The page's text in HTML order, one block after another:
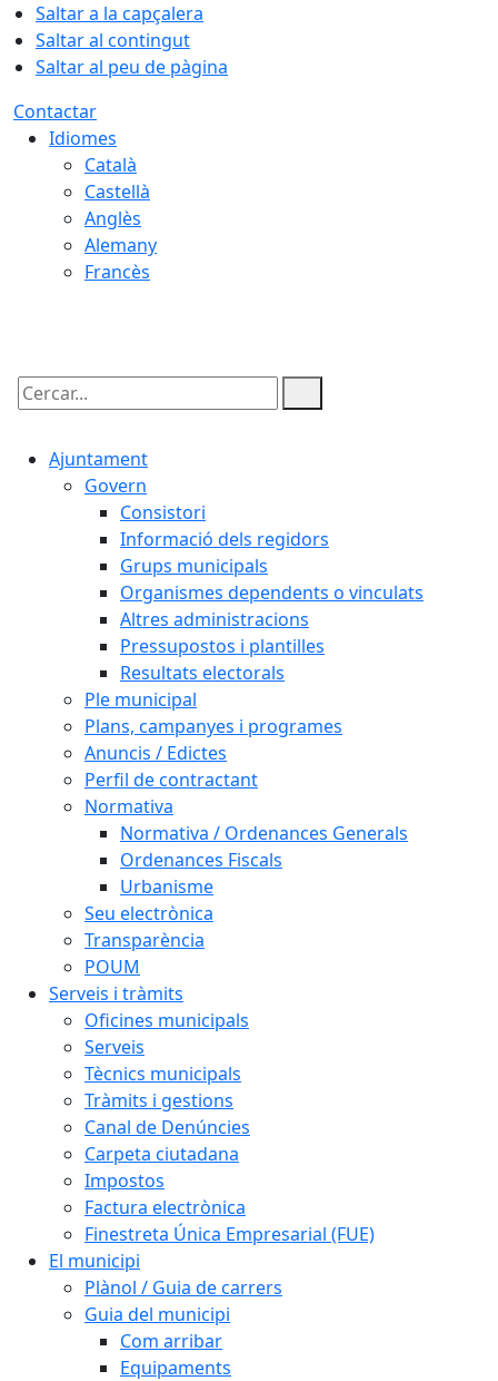
Saltar a la capçalera
Saltar al contingut
Saltar al peu de pàgina
Contactar
Idiomes
Català
Castellà
Anglès
Alemany
Francès
Cercar:
Ajuntament
Govern
Consistori
Informació dels regidors
Grups municipals
Organismes dependents o vinculats
Altres administracions
Pressupostos i plantilles
Resultats electorals
Ple municipal
Plans, campanyes i programes
Anuncis / Edictes
Perfil de contractant
Normativa
Normativa / Ordenances Generals
Ordenances Fiscals
Urbanisme
Seu electrònica
Transparència
POUM
Serveis i tràmits
Oficines municipals
Serveis
Tècnics municipals
Tràmits i gestions
Canal de Denúncies
Carpeta ciutadana
Impostos
Factura electrònica
Finestreta Única Empresarial (FUE)
El municipi
Plànol / Guia de carrers
Guia del municipi
Com arribar
Equipaments